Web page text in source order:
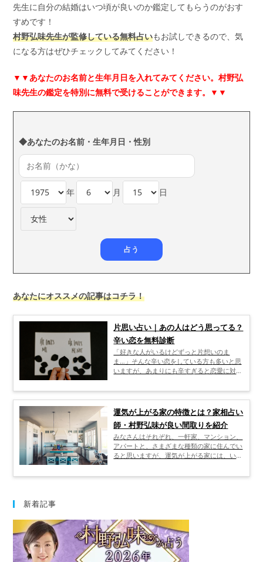
先生に自分の結婚はいつ頃が良いのか鑑定してもらうのがおす
すめです！
村野弘味先生が監修している無料占いもお試しできるので、気
になる方はぜひチェックしてみてください！
▼▼ あなたのお名前と生年月日を入れてみてください。村野弘
味先生の鑑定を特別に無料で受けることができます。▼▼
◆あなたのお名前・生年月日・性別
年 月 日
あなたにオススメの記事はコチラ！
片思い占い｜あの人はどう思ってる？
辛い恋を無料診断
「好きな人がいるけどずっと片想いのま
ま…」そんな辛い恋をしている方も多いと思
いますが、あまりにも辛すぎると恋愛に対し
いをしている期間もドキドキしながら楽しめ
る恋は良いですが、辛く苦しい思いが続くと
いう片思いの場合は、自分の心が壊れてしま
う前に状況に応じた対処法が必要です。 そ
こで今回は、片想いが辛くなってしまう原因
とその対処法についてご紹介したいと思いま
す。
運気が上がる家の特徴とは？家相占い
師・村野弘味が良い間取りを紹介
みなさんはそれぞれ、一軒家、マンション、
アパートと、さまざまな種類の家に住んでい
ると思いますが、運気が上がる家には、いっ
を考えるためには、まず「家相」というもの
ここでは、そういった家相の基礎知識をはじ
め、鬼門、裏鬼門、正中線、四隅線といった
専門用語の意味、水回り、玄関、窓について
どう考えたらいいのか、といったことまで
を、家相の専門家・村野弘味が解説していき
新着記事